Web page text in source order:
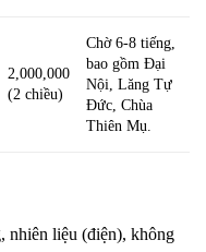
2,000,000
(2 chiều)
Chờ 6-8 tiếng,
bao gồm Đại
Nội, Lăng Tự
Đức, Chùa
Thiên Mụ.
nhiên liệu (điện), không